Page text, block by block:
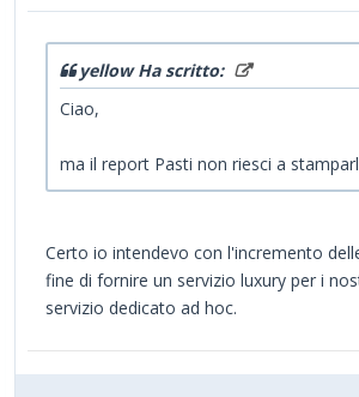
yellow Ha scritto:
Ciao,
ma il report Pasti non riesci a
Certo io intendevo con l'incremento
fine di fornire un servizio luxury per i
servizio dedicato ad hoc.